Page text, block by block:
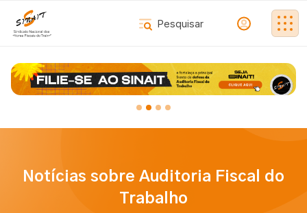
Notícias sobre Auditoria Fiscal do
Trabalho